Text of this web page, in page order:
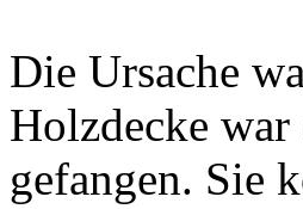
Die Ursache
Holzdecke
gefangen. Sie